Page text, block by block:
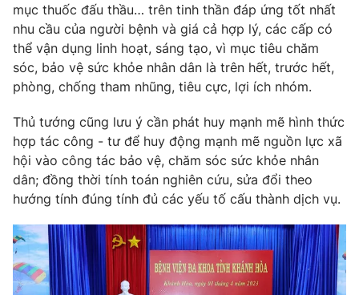
mục thuốc đấu thầu… trên tinh thần đáp ứng tốt nhất
nhu cầu của người bệnh và giá cả hợp lý, các cấp có
thể vận dụng linh hoạt, sáng tạo, vì mục tiêu chăm
sóc, bảo vệ sức khỏe nhân dân là trên hết, trước hết,
phòng, chống tham nhũng, tiêu cực, lợi ích nhóm.
Thủ tướng cũng lưu ý cần phát huy mạnh mẽ hình thức
hợp tác công - tư để huy động mạnh mẽ nguồn lực xã
hội vào công tác bảo vệ, chăm sóc sức khỏe nhân
dân; đồng thời tính toán nghiên cứu, sửa đổi theo
hướng tính đúng tính đủ các yếu tố cấu thành dịch vụ.